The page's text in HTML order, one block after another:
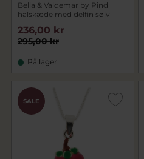
Bella & Valdemar by Pind
halskæde med delfin sølv
295,00 kr
236,00 kr
På lager
SALE